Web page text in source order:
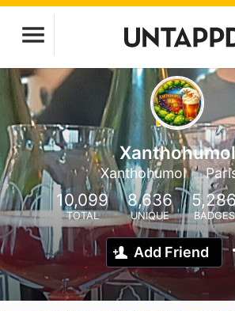
Xanthohumol
Xanthohumol
10,099
TOTAL
8,636
UNIQUE
5,286
BADGES
Add Friend